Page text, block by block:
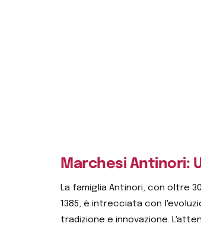
Marchesi Antinori:
La famiglia Antinori, con oltre
1385, è intrecciata con
tradizione e innovazione.